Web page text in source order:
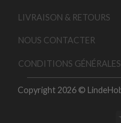
LIVRAISON & RETOURS
NOUS CONTACTER
CONDITIONS GÉNÉRALES
Copyright 2026 ©